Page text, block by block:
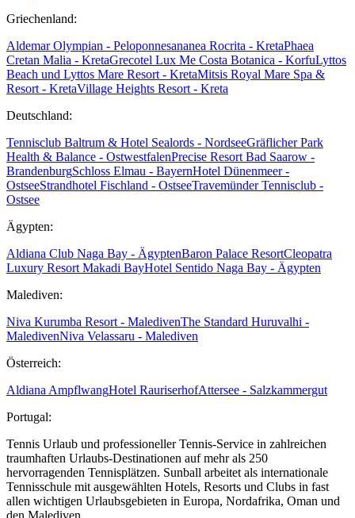
Griechenland:
Aldemar Olympian - Peloponnesananea Rocrita - KretaPhaea
Cretan Malia - KretaGrecotel Lux Me Costa Botanica - KorfuLyttos
Beach und Lyttos Mare Resort - KretaMitsis Royal Mare Spa &
Resort - KretaVillage Heights Resort - Kreta
Deutschland:
Tennisclub Baltrum & Hotel Sealords - NordseeGräflicher Park
Health & Balance - OstwestfalenPrecise Resort Bad Saarow -
BrandenburgSchloss Elmau - BayernHotel Dünenmeer -
OstseeStrandhotel Fischland - OstseeTravemünder Tennisclub -
Ostsee
Ägypten:
Aldiana Club Naga Bay - ÄgyptenBaron Palace ResortCleopatra
Luxury Resort Makadi BayHotel Sentido Naga Bay - Ägypten
Malediven:
Niva Kurumba Resort - MaledivenThe Standard Huruvalhi -
MaledivenNiva Velassaru - Malediven
Österreich:
Aldiana AmpflwangHotel RauriserhofAttersee - Salzkammergut
Portugal:
Tennis Urlaub und professioneller Tennis-Service in zahlreichen
traumhaften Urlaubs-Destinationen auf mehr als 250
hervorragenden Tennisplätzen. Sunball arbeitet als internationale
Tennisschule mit ausgewählten Hotels, Resorts und Clubs in fast
allen wichtigen Urlaubsgebieten in Europa, Nordafrika, Oman und